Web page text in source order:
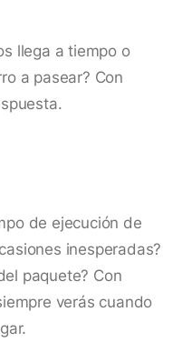
llega a tiempo o
a pasear? Con
de ejecución de
inesperadas?
paquete? Con
verás cuando